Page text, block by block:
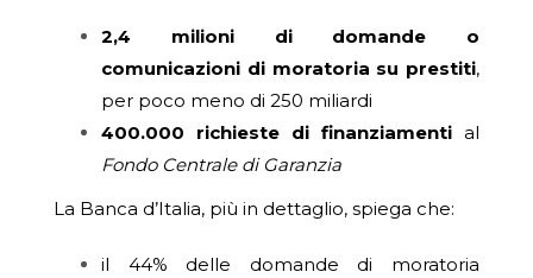
2,4 milioni di domande o
comunicazioni di moratoria su prestiti,
per poco meno di 250 miliardi
400.000 richieste di finanziamenti al
Fondo Centrale di Garanzia
La Banca d’Italia, più in dettaglio, spiega che:
il 44% delle domande di moratoria